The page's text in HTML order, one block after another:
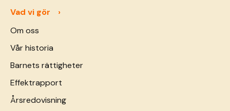
Vad vi gör
Om oss
Vår historia
Barnets rättigheter
Effektrapport
Årsredovisning